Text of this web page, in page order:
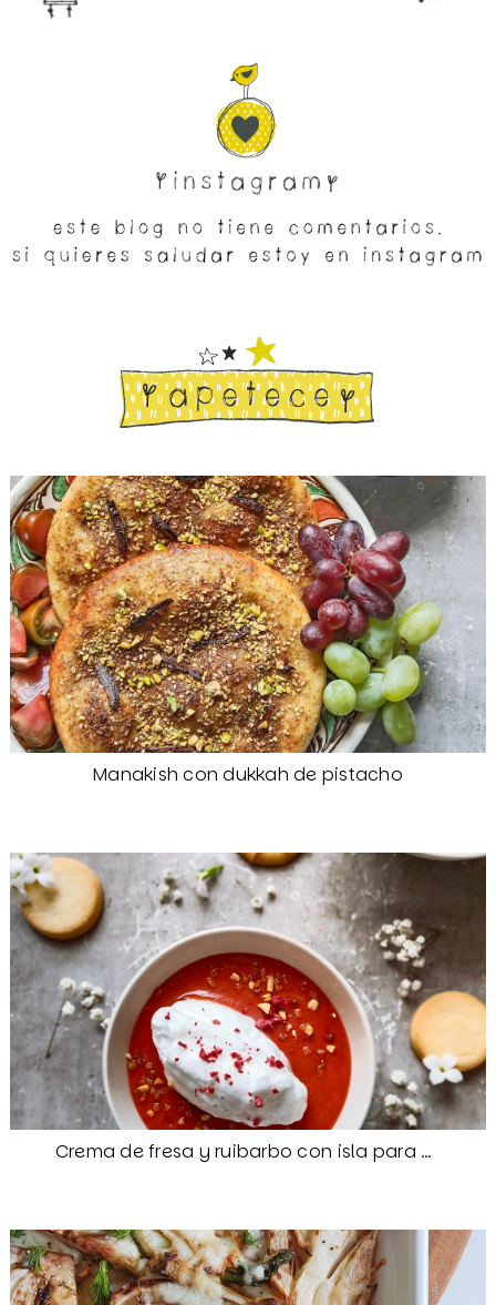
Manakish con dukkah de pistacho
Crema de fresa y ruibarbo con isla para Camille